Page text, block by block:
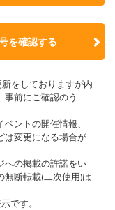
を確認する
をしておりますが内
前にご確認のう
ントの開催情報、
は変更になる場合が
への掲載の許諾をい
断転載(二次使用)は
です。